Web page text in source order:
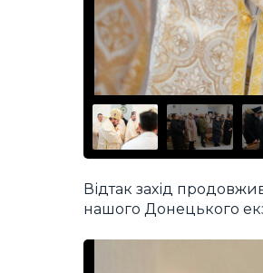
Відтак захід
нашого Донецького